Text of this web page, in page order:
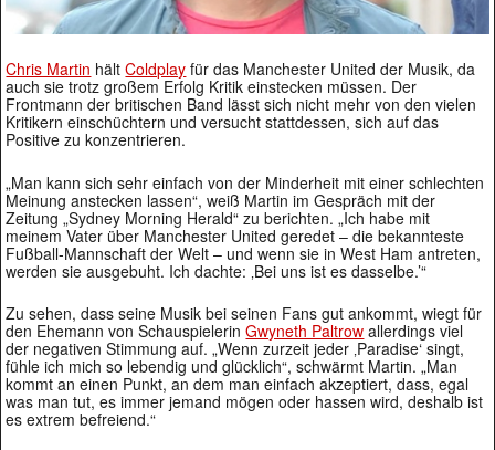
Chris Martin hältColdplay für das Manchester United der Musik, da
auch sie trotz großem Erfolg Kritik einstecken müssen. Der
Frontmann der britischen Band lässt sich nicht mehr von den vielen
Kritikern einschüchtern und versucht stattdessen, sich auf das
Positive zu konzentrieren.
„Man kann sich sehr einfach von der Minderheit mit einer schlechten
Meinung anstecken lassen“, weiß Martin im Gespräch mit der
Zeitung „Sydney Morning Herald“ zu berichten. „Ich habe mit
meinem Vater über Manchester United geredet – die bekannteste
Fußball-Mannschaft der Welt – und wenn sie in West Ham antreten,
werden sie ausgebuht. Ich dachte: ‚Bei uns ist es dasselbe.’“
Zu sehen, dass seine Musik bei seinen Fans gut ankommt, wiegt für
den Ehemann von SchauspielerinGwyneth Paltrow allerdings viel
der negativen Stimmung auf. „Wenn zurzeit jeder ‚Paradise‘ singt,
fühle ich mich so lebendig und glücklich“, schwärmt Martin. „Man
kommt an einen Punkt, an dem man einfach akzeptiert, dass, egal
was man tut, es immer jemand mögen oder hassen wird, deshalb ist
es extrem befreiend.“